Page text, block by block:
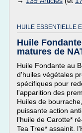
HUILE ESSENTIELLE
Huile
matures de
Huile Fondante au
d'huiles végétales
spécifiques pour
l'apparition des
Huiles de
puissante action
l'huile de Carotte*
Tea Tree* assainit.